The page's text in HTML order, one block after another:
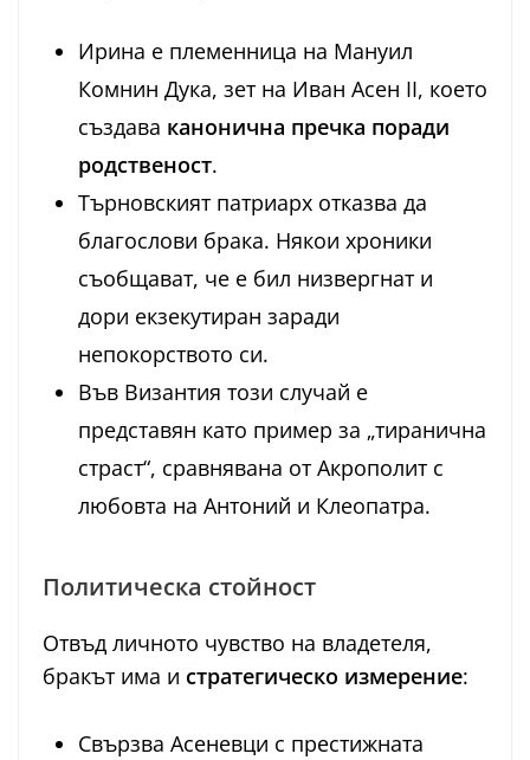
Ирина е племенница на Мануил
Комнин Дука, зет на Иван Асен II, което
създава канонична пречка поради
родственост.
Търновският патриарх отказва да
благослови брака. Някои хроники
съобщават, че е бил низвергнат и
дори екзекутиран заради
непокорството си.
Във Византия този случай е
представян като пример за „тиранична
страст“, сравнявана от Акрополит с
любовта на Антоний и Клеопатра.
Политическа стойност
Отвъд личното чувство на владетеля,
бракът има и стратегическо измерение:
Свързва Асеневци с престижната